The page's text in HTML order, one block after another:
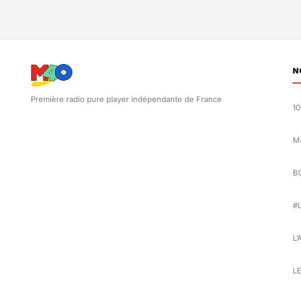
Première radio pure player indépendante de France